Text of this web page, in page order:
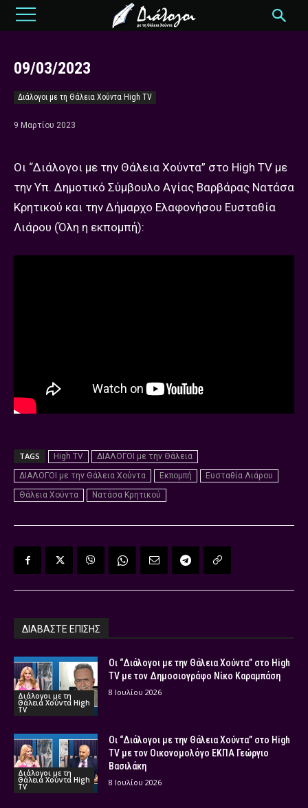
09/03/2023
Διάλογοι με τη Θάλεια Χούντα High TV
9 Μαρτίου 2023
Οι “Διάλογοι με την Θάλεια Χούντα” στο High TV με
την Υπ. Δημοτικό Σύμβουλο Αγίας Βαρβάρας Νατάσα
Κρητικού και την Δήμαρχο Ελαφονήσου Ευσταθία
Λιάρου (Όλη η εκπομπή):
TAGS High TV
ΔΙΑΛΟΓΟΙ με την Θάλεια
ΔΙΑΛΟΓΟΙ με την Θάλεια Χούντα
Εκπομπή
Ευσταθία Λιάρου
Θάλεια Χούντα
Νατάσα Κρητικού
ΔΙΑΒΑΣΤΕ ΕΠΙΣΗΣ
Διάλογοι με τη
Θάλεια Χούντα High
TV
Οι “Διάλογοι με την Θάλεια Χούντα” στο High
TV με τον Δημοσιογράφο Νίκο Καραμπάση
8 Ιουλίου 2026
Διάλογοι με τη
Θάλεια Χούντα High
TV
Οι “Διάλογοι με την Θάλεια Χούντα” στο High
TV με τον Οικονομολόγο ΕΚΠΑ Γεώργιο
Βασιλάκη
8 Ιουλίου 2026